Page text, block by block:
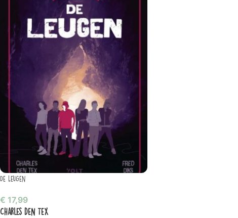
De leugen
€ 17,99
Charles den Tex